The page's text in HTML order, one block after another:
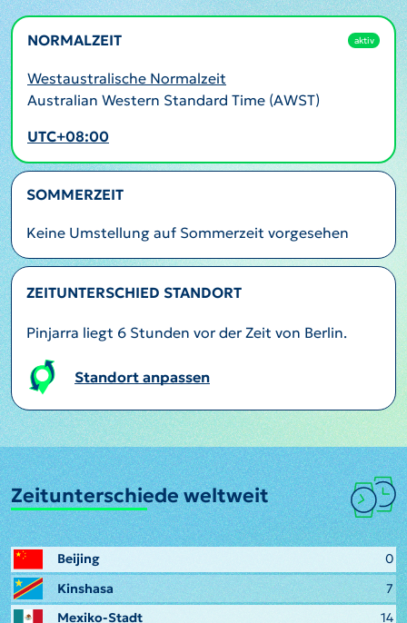
NORMALZEIT aktiv
Westaustralische Normalzeit
Australian Western Standard Time (AWST)
UTC+08:00
SOMMERZEIT
Keine Umstellung auf Sommerzeit vorgesehen
ZEITUNTERSCHIED STANDORT
Pinjarra liegt 6 Stunden vor der Zeit von Berlin.
Standort anpassen
Zeitunterschiede weltweit
Beijing
0
Kinshasa
7
Mexiko-Stadt
14